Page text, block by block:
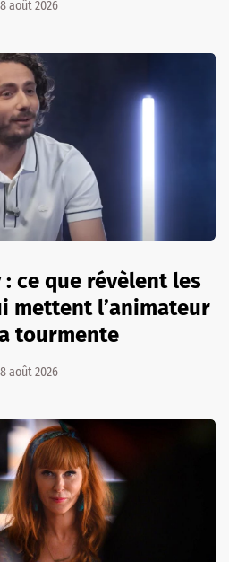
8 août 2026
ce que révèlent les
mettent l’animateur
tourmente
8 août 2026